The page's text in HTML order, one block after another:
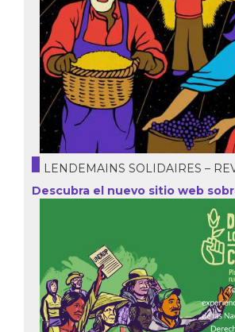
LENDEMAINS SOLIDAIRES –
Descubra el nuevo sitio web